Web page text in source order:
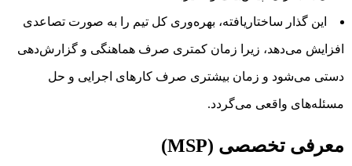
این گذار ساختاریافته، بهره‌وری کل تیم را به صورت تصاعدی
افزایش می‌دهد، زیرا زمان کمتری صرف هماهنگی و گزارش‌دهی
دستی می‌شود و زمان بیشتری صرف کارهای اجرایی و حل
مسئله‌های واقعی می‌گردد.
معرفی تخصصی (MSP)